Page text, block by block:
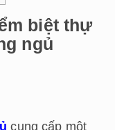
biệt thự
ngủ
cung cấp một